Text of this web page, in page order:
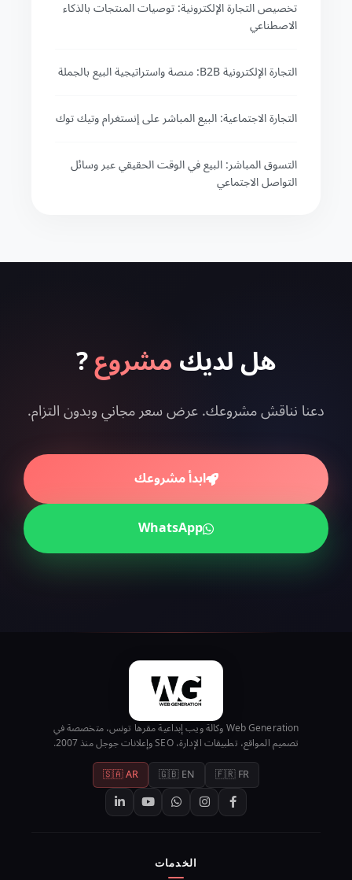
تخصيص التجارة الإلكترونية: توصيات المنتجات بالذكاء
الاصطناعي
التجارة الإلكترونية B2B: منصة واستراتيجية البيع بالجملة
التجارة الاجتماعية: البيع المباشر على إنستغرام وتيك توك
التسوق المباشر: البيع في الوقت الحقيقي عبر وسائل
التواصل الاجتماعي
هل لديكمشروع?
دعنا نناقش مشروعك. عرض سعر مجاني وبدون التزام.
ابدأ مشروعك
WhatsApp
Web Generation وكالة ويب إبداعية مقرها تونس، متخصصة في
تصميم المواقع، تطبيقات الإدارة، SEO وإعلانات جوجل منذ 2007.
🇫🇷 FR
🇬🇧 EN
🇸🇦 AR
الخدمات